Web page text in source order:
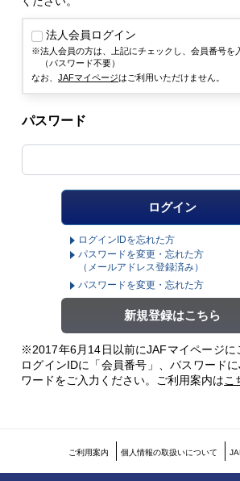
法人会員ログイン
法人会員の方は、上記にチェックし、会員番号を
（パスワード不要）
なお、JAFマイページはご利用いただけません。
パスワード
ログインIDを忘れた方
パスワードを変更・忘れた方
（メールアドレス登録済み）
パスワードを変更・忘れた方
新規登録はこちら
※2017年6月14日以前にJAFマイページに
ログインIDに「会員番号」、パスワード
ワードをご入力ください。 ご利用案内はこ
ご利用案内 個人情報の取扱いについて